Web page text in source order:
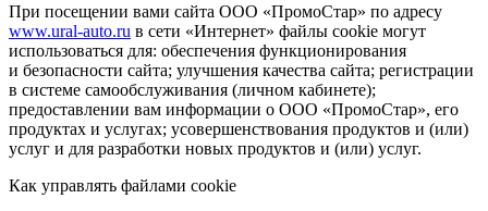
При посещении вами сайта ООО «ПромоСтар» по адресу
www.ural-auto.ru в сети «Интернет» файлы cookie могут
использоваться для: обеспечения функционирования
и безопасности сайта; улучшения качества сайта; регистрации
в системе самообслуживания (личном кабинете);
предоставлении вам информации о ООО «ПромоСтар», его
продуктах и услугах; усовершенствования продуктов и (или)
услуг и для разработки новых продуктов и (или) услуг.
Как управлять файлами cookie